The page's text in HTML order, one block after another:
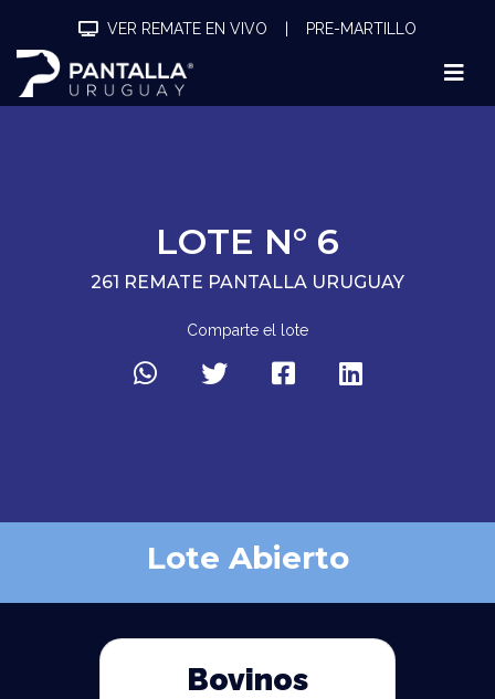
VER REMATE EN VIVO PRE-MARTILLO
LOTE N° 6
261 REMATE PANTALLA URUGUAY
Comparte el lote
Lote Abierto
Bovinos